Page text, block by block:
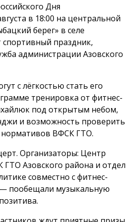
Дня
в 18:00 на центральной
берег» в селе
спортивный праздник,
администрации Азовского
с лёгкостью стать его
тренировка от фитнес-
под открытым небом,
и возможность проверить
нормативов ВФСК ГТО.
Организаторы: Центр
ГТО Азовского района и отдел
совместно с фитнес-
— пообещали музыкальную